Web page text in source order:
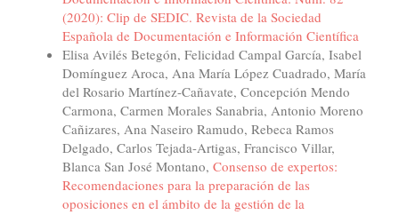
(2020): Clip de SEDIC. Revista de la Sociedad
Española de Documentación e Información Científica
Elisa Avilés Betegón, Felicidad Campal García, Isabel
Domínguez Aroca, Ana María López Cuadrado, María
del Rosario Martínez-Cañavate, Concepción Mendo
Carmona, Carmen Morales Sanabria, Antonio Moreno
Cañizares, Ana Naseiro Ramudo, Rebeca Ramos
Delgado, Carlos Tejada-Artigas, Francisco Villar,
Blanca San José Montano, Consenso de expertos:
Recomendaciones para la preparación de las
oposiciones en el ámbito de la gestión de la